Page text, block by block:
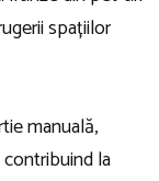
spațiilor
manuală,
la